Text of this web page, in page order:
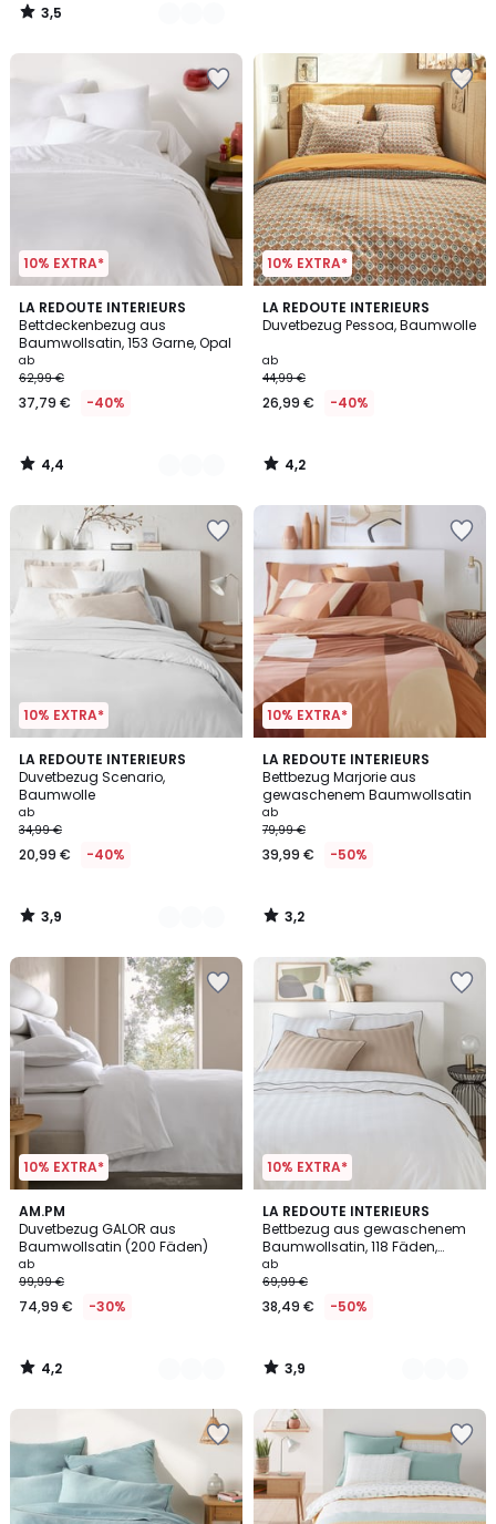
3,5
/
10% EXTRA*
LA REDOUTE INTERIEURS
Bettdeckenbezug aus
Baumwollsatin, 153 Garne, Opal
ab
62,99 €
37,79 € -40%
4,4
/ 5
8
Farben
4,4
/
10% EXTRA*
LA REDOUTE INTERIEURS
Duvetbezug Pessoa, Baumwolle
ab
44,99 €
26,99 € -40%
4,2
/ 5
4,2
/
10% EXTRA*
LA REDOUTE INTERIEURS
Duvetbezug Scenario,
Baumwolle
ab
34,99 €
20,99 € -40%
3,9
/ 5
22
Farben
3,9
/
10% EXTRA*
LA REDOUTE INTERIEURS
Bettbezug Marjorie aus
gewaschenem Baumwollsatin
ab
79,99 €
39,99 € -50%
3,2
/ 5
3,2
/
10% EXTRA*
AM.PM
Duvetbezug GALOR aus
Baumwollsatin (200 Fäden)
ab
99,99 €
74,99 € -30%
4,2
/ 5
10
Farben
4,2
/
10% EXTRA*
LA REDOUTE INTERIEURS
Bettbezug aus gewaschenem
Baumwollsatin, 118 Fäden,
Victor gestreift
ab
69,99 €
38,49 € -50%
3,9
/ 5
8
Farben
3,9
/